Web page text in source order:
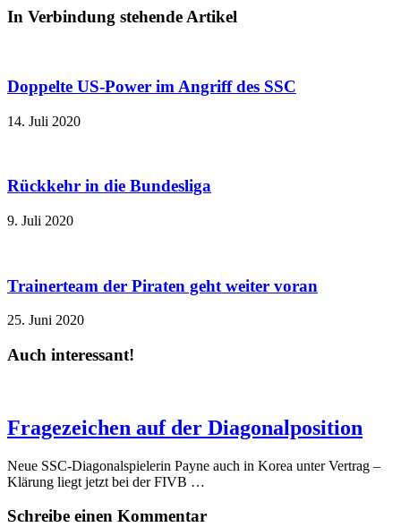
In Verbindung stehende Artikel
Doppelte US-Power im Angriff des SSC
14. Juli 2020
Rückkehr in die Bundesliga
9. Juli 2020
Trainerteam der Piraten geht weiter voran
25. Juni 2020
Auch interessant!
Fragezeichen auf der Diagonalposition
Neue SSC-Diagonalspielerin Payne auch in Korea unter Vertrag –
Klärung liegt jetzt bei der FIVB …
Schreibe einen Kommentar